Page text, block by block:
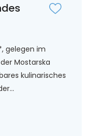
gelegen im
Mostarska
kulinarisches